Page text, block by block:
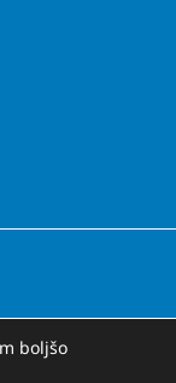
boljšo